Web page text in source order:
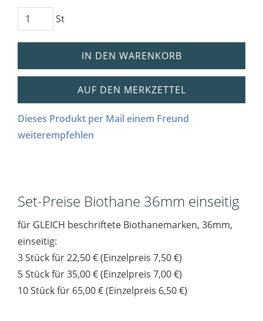
St
IN DEN WARENKORB
AUF DEN MERKZETTEL
Dieses Produkt per Mail einem Freund
weiterempfehlen
Set-Preise Biothane 36mm einseitig
für GLEICH beschriftete Biothanemarken, 36mm,
einseitig:
3 Stück für 22,50 € (Einzelpreis 7,50 €)
5 Stück für 35,00 € (Einzelpreis 7,00 €)
10 Stück für 65,00 € (Einzelpreis 6,50 €)